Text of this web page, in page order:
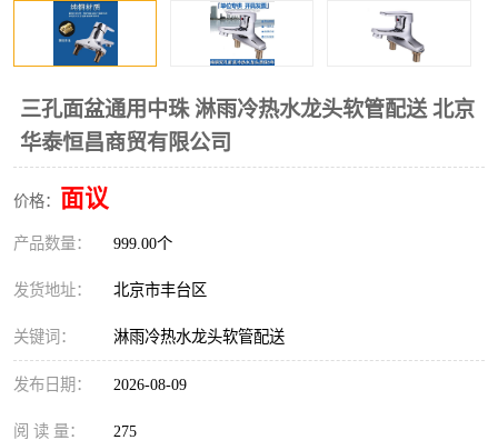
三孔面盆通用中珠 淋雨冷热水龙头软管配送 北京
华泰恒昌商贸有限公司
价格： 面议
产品数量： 999.00个
发货地址： 北京市丰台区
关键词： 淋雨冷热水龙头软管配送
发布日期： 2026-08-09
阅 读 量： 275